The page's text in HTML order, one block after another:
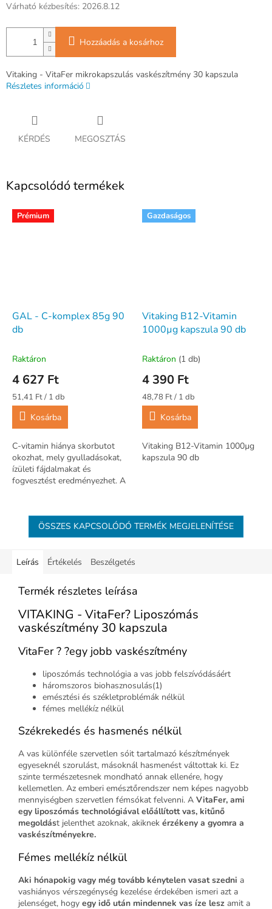
Várható kézbesítés: 2026.8.12
Hozzáadás a kosárhoz
Vitaking - VitaFer mikrokapszulás vaskészítmény 30 kapszula
Részletes információ
KÉRDÉS MEGOSZTÁS
Kapcsolódó termékek
Prémium
GAL - C-komplex 85g 90
db
Raktáron
4 627 Ft
Egységár:
51,41 Ft / 1 db
Kosárba
C-vitamin hiánya skorbutot
okozhat, mely gyulladásokat,
ízületi fájdalmakat és
fogvesztést eredményezhet. A
fertőzések kockázatát.
Gazdaságos
Vitaking B12-Vitamin
1000µg kapszula 90 db
Raktáron (1 db)
4 390 Ft
Egységár:
48,78 Ft / 1 db
Kosárba
Vitaking B12-Vitamin 1000µg
kapszula 90 db
ÖSSZES KAPCSOLÓDÓ TERMÉK MEGJELENÍTÉSE
Leírás Értékelés Beszélgetés
Termék részletes leírása
VITAKING - VitaFer? Liposzómás
vaskészítmény 30 kapszula
VitaFer ? ?egy jobb vaskészítmény
liposzómás technológia a vas jobb felszívódásáért
háromszoros biohasznosulás(1)
emésztési és székletproblémák nélkül
fémes mellékíz nélkül
Székrekedés és hasmenés nélkül
A vas különféle szervetlen sóit tartalmazó készítmények
egyeseknél szorulást, másoknál hasmenést váltottak ki. Ez
szinte természetesnek mondható annak ellenére, hogy
kellemetlen. Az emberi emésztőrendszer nem képes nagyobb
mennyiségben szervetlen fémsókat felvenni. A VitaFer, ami
egy liposzómás technológiával előállított vas, kitűnő
megoldást jelenthet azoknak, akiknek érzékeny a gyomra a
vaskészítményekre.
Fémes mellékíz nélkül
Aki hónapokig vagy még tovább kénytelen vasat szedni a
vashiányos vérszegénység kezelése érdekében ismeri azt a
jelenséget, hogy egy idő után mindennek vas íze lesz amit a